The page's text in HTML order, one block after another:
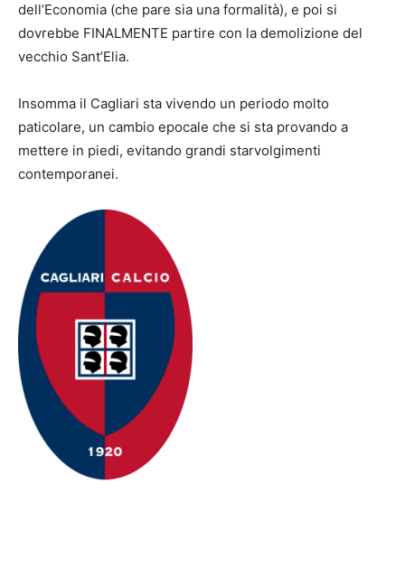
dell’Economia (che pare sia una formalità), e poi si
dovrebbe FINALMENTE partire con la demolizione del
vecchio Sant’Elia.
Insomma il Cagliari sta vivendo un periodo molto
paticolare, un cambio epocale che si sta provando a
mettere in piedi, evitando grandi starvolgimenti
contemporanei.